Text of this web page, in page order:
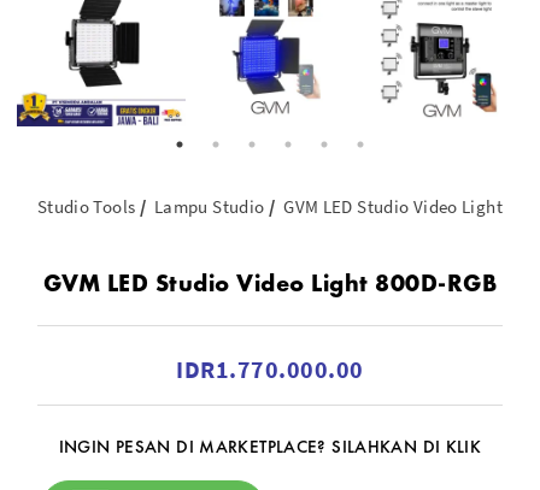
Studio Tools Lampu Studio GVM LED Studio Video Light
GVM LED Studio Video Light 800D-RGB
IDR1.770.000.00
INGIN PESAN DI MARKETPLACE? SILAHKAN DI KLIK